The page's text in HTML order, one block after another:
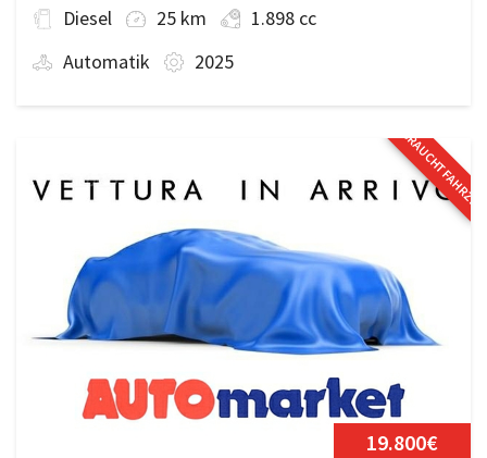
Diesel 25 km
1.898 cc
Automatik
2025
19.800€